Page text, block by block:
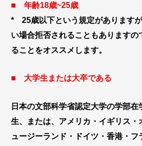
■ 年齢18歳~25歳
* 25歳以下という規定があります
い場合拒否されることもありますの
ることをオススメします。
■ 大学生または大卒である
日本の文部科学省認定大学の学部
生、または、アメリカ・イギリス・
ュージーランド・ドイツ・香港・フ